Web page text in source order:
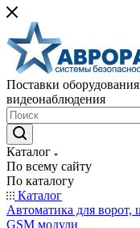
Поставки
видеонаблюдения
Каталог
По всему сайту
По каталогу
Каталог
Автоматика для
GSM модули